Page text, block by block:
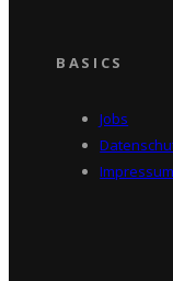
BASICS
Jobs
Impressum